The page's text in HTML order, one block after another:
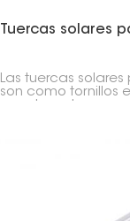
Tuercas solares
Las tuercas
son como tornillos